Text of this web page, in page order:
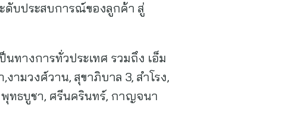
ดับประสบการณ์ของลูกค้า สู่
ทางการทั่วประเทศ รวมถึง เอ็ม
ามวงศ์วาน, สุขาภิบาล 3, สําโรง,
พุทธบูชา, ศรีนครินทร์, กาญจนา